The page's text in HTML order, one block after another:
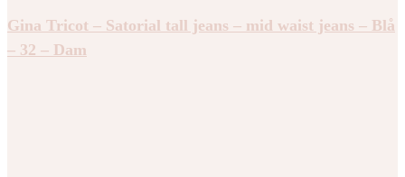
Gina Tricot – Satorial tall jeans – mid waist jeans – Blå
– 32 – Dam